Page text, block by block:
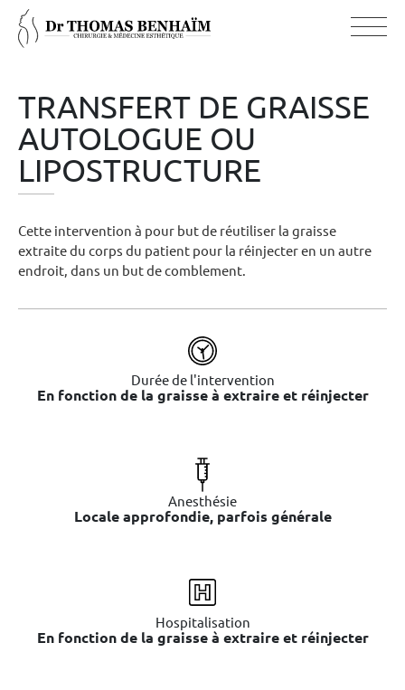
TRANSFERT DE GRAISSE
AUTOLOGUE OU
LIPOSTRUCTURE
Cette intervention à pour but de réutiliser la graisse
extraite du corps du patient pour la réinjecter en un autre
endroit, dans un but de comblement.
Durée de l'intervention
En fonction de la graisse à extraire et réinjecter
Anesthésie
Locale approfondie, parfois générale
Hospitalisation
En fonction de la graisse à extraire et réinjecter